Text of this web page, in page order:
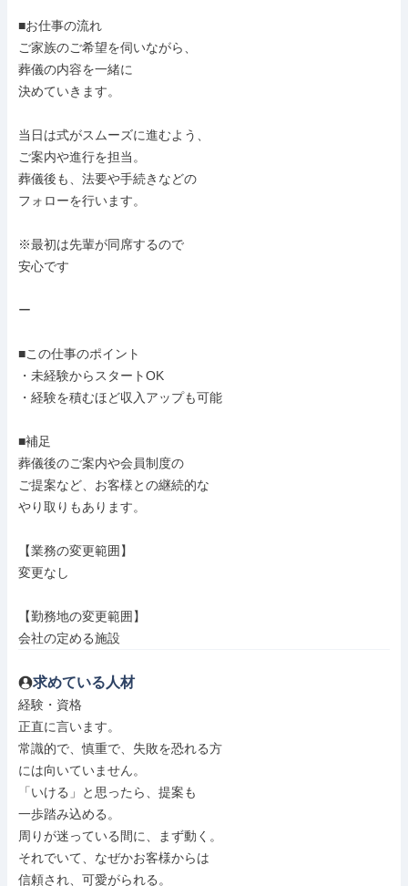
■お仕事の流れ
ご家族のご希望を伺いながら、
葬儀の内容を一緒に
決めていきます。
当日は式がスムーズに進むよう、
ご案内や進行を担当。
葬儀後も、法要や手続きなどの
フォローを行います。
※最初は先輩が同席するので
安心です
ー
■この仕事のポイント
・未経験からスタートOK
・経験を積むほど収入アップも可能
■補足
葬儀後のご案内や会員制度の
ご提案など、お客様との継続的な
やり取りもあります。
【業務の変更範囲】
変更なし
【勤務地の変更範囲】
会社の定める施設
求めている人材
経験・資格
正直に言います。
常識的で、慎重で、失敗を恐れる方
には向いていません。
「いける」と思ったら、提案も
一歩踏み込める。
周りが迷っている間に、まず動く。
それでいて、なぜかお客様からは
信頼され、可愛がられる。